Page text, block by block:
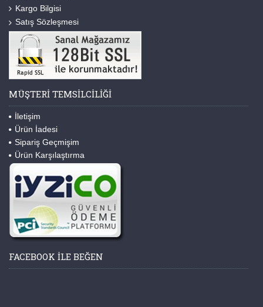
Kargo Bilgisi
Satış Sözleşmesi
MÜŞTERI TEMSILCILIĞI
İletişim
Ürün İadesi
Sipariş Geçmişim
Ürün Karşılaştırma
FACEBOOK ILE BEĞEN